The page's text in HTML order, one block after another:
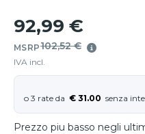
92,99 €
MSRP102,52 €
IVA incl.
€ 31.00
Prezzo piu basso negli